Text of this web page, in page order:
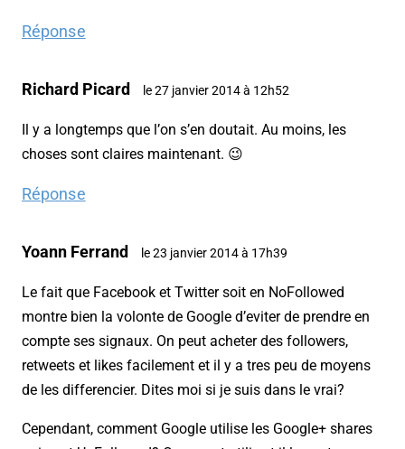
Réponse
Richard Picard le 27 janvier 2014 à 12h52
Il y a longtemps que l’on s’en doutait. Au moins, les
choses sont claires maintenant. 😉
Réponse
Yoann Ferrand le 23 janvier 2014 à 17h39
Le fait que Facebook et Twitter soit en NoFollowed
montre bien la volonte de Google d’eviter de prendre en
compte ses signaux. On peut acheter des followers,
retweets et likes facilement et il y a tres peu de moyens
de les differencier. Dites moi si je suis dans le vrai?
Cependant, comment Google utilise les Google+ shares